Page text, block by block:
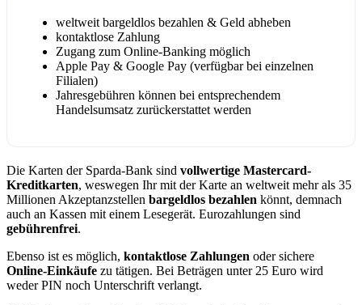
weltweit bargeldlos bezahlen & Geld abheben
kontaktlose Zahlung
Zugang zum Online-Banking möglich
Apple Pay & Google Pay (verfügbar bei einzelnen
Filialen)
Jahresgebühren können bei entsprechendem
Handelsumsatz zurückerstattet werden
Die Karten der Sparda-Bank sind vollwertige Mastercard-
Kreditkarten, weswegen Ihr mit der Karte an weltweit mehr als 35
Millionen Akzeptanzstellen bargeldlos bezahlen könnt, demnach
auch an Kassen mit einem Lesegerät. Eurozahlungen sind
gebührenfrei.
Ebenso ist es möglich, kontaktlose Zahlungen oder sichere
Online-Einkäufe zu tätigen. Bei Beträgen unter 25 Euro wird
weder PIN noch Unterschrift verlangt.